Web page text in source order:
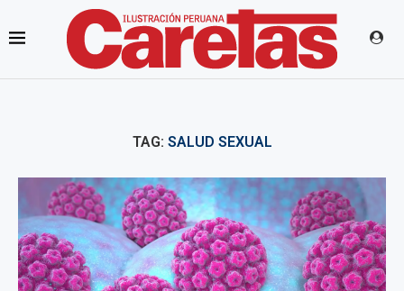
TAG: SALUD SEXUAL